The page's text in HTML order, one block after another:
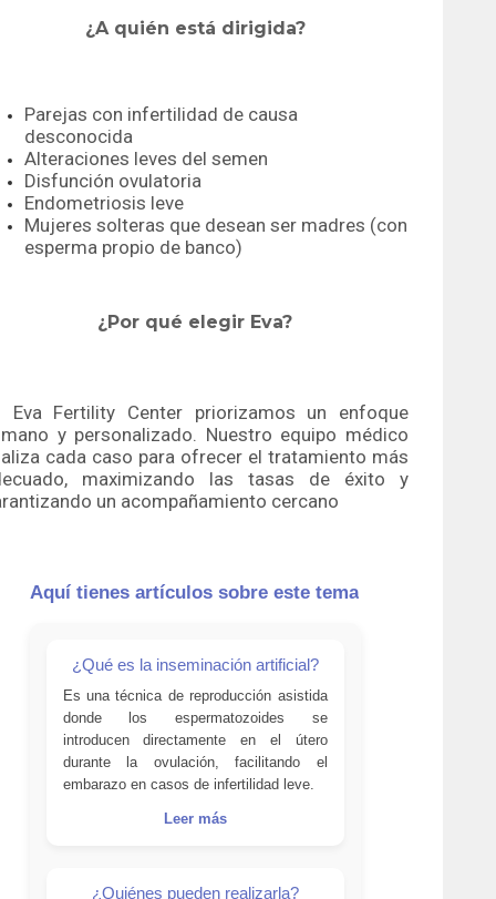
¿A quién está dirigida?
Parejas con infertilidad de causa
desconocida
Alteraciones leves del semen
Disfunción ovulatoria
Endometriosis leve
Mujeres solteras que desean ser madres (con
esperma propio de banco)
¿Por qué elegir Eva?
Eva Fertility Center priorizamos un enfoque
y personalizado. Nuestro equipo médico
cada caso para ofrecer el tratamiento más
maximizando las tasas de éxito y
un acompañamiento cercano
Aquí tienes artículos sobre este tema
¿Qué es la inseminación artificial?
Es una técnica de reproducción asistida
donde los espermatozoides se
introducen directamente en el útero
durante la ovulación, facilitando el
embarazo en casos de infertilidad leve.
Leer más
¿Quiénes pueden realizarla?